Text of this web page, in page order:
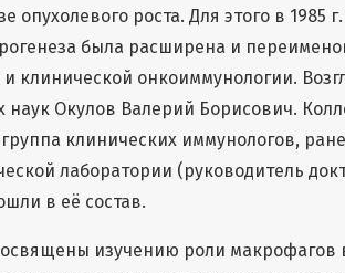
опухолевого роста. Для этого в 1985
была расширена и
клинической онкоиммунологии.
наук Окулов Валерий Борисович.
клинических иммунологов,
лаборатории (руководитель
в её состав.
изучению роли макрофагов